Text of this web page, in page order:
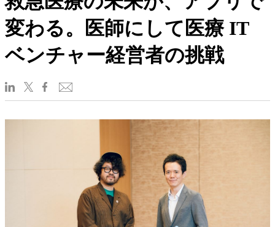
変わる。医師にして医療 IT
ベンチャー経営者の挑戦